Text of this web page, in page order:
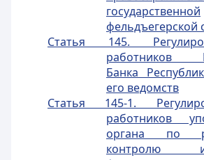
государственной
фельдъегерской
Статья 145.
работников
Банка
его ведомств
Статья 145-1.
работников
органа по
контролю